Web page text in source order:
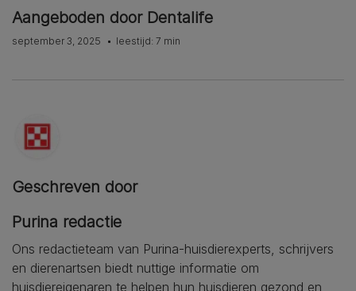
Aangeboden door Dentalife
september 3, 2025 leestijd: 7 min
Geschreven door
Purina redactie
Ons redactieteam van Purina-huisdierexperts, schrijvers
en dierenartsen biedt nuttige informatie om
huisdiereigenaren te helpen hun huisdieren gezond en